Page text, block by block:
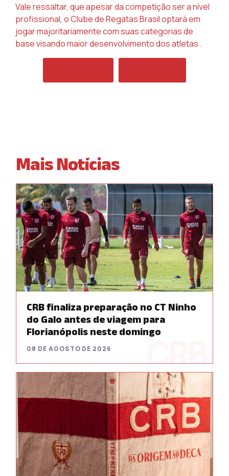
Vale ressaltar, que apesar da competição ser a nível
profissional, o Clube de Regatas Brasil optará em
jogar majoritariamente com suas categorias de
base visando maior desenvolvimento dos atletas .
Mais Notícias
CRB finaliza preparação no CT Ninho
do Galo antes de viagem para
Florianópolis neste domingo
08 DE AGOSTO DE 2026